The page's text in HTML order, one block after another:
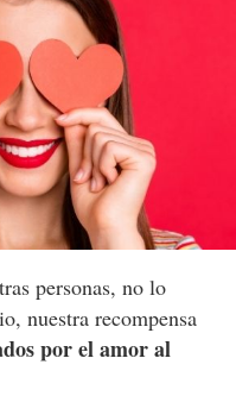
personas, no lo
nuestra recompensa
por el amor al